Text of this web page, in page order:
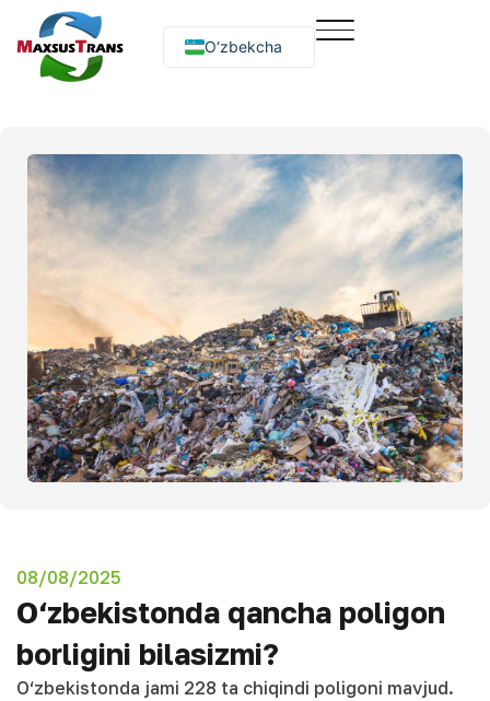
O‘zbekcha
Русский
08/08/2025
O‘zbekistonda qancha poligon
borligini bilasizmi?
O‘zbekistonda jami 228 ta chiqindi poligoni mavjud.